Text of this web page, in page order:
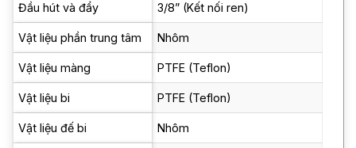
Đầu hút và đẩy 3/8” (Kết nối ren)
Vật liệu phần trung tâm Nhôm
Vật liệu màng PTFE (Teflon)
Vật liệu bi PTFE (Teflon)
Vật liệu đế bi Nhôm